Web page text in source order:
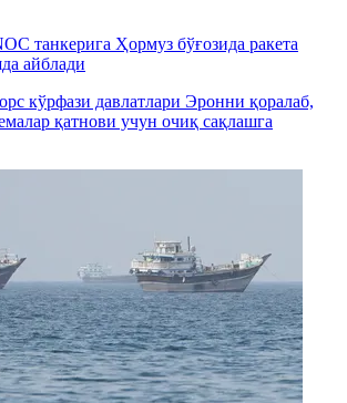
танкерига Ҳормуз бўғозида ракета
айблади
кўрфази давлатлари Эронни қоралаб,
қатнови учун очиқ сақлашга